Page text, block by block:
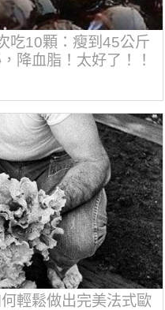
吃10顆：瘦到45公斤
降血脂！太好了！！
輕鬆做出完美法式歐